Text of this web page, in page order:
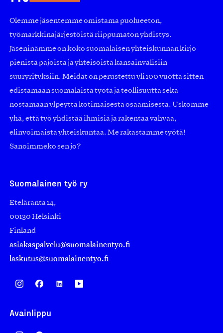
Olemme jäsentemme omistama puolueeton,
työmarkkinajärjestöistä riippumaton yhdistys.
Jäseninämme on koko suomalaisen yhteiskunnan kirjo
pienistä pajoista ja yhteisöistä kansainvälisiin
suuryrityksiin. Meidät on perustettu yli 100 vuotta sitten
edistämään suomalaista työtä ja teollisuutta sekä
nostamaan ylpeyttä kotimaisesta osaamisesta. Uskomme
yhä, että työ yhdistää ihmisiä ja rakentaa vahvaa,
elinvoimaista yhteiskuntaa. Me rakastamme työtä!
Sanoimmeko sen jo?
Suomalainen työ ry
Eteläranta 14,
00130 Helsinki
Finland
asiakaspalvelu@suomalainentyo.fi
laskutus@suomalainentyo.fi
Avainlippu